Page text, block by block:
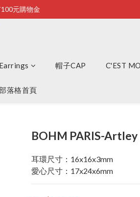
元購物金
享免運
帽子CAP C'EST
落格首頁
BOHM PARIS-Artley
耳環尺寸：16x16x3mm
愛心尺寸：17x24x6mm